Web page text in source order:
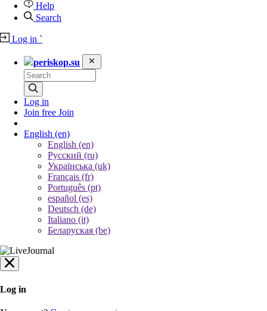
Help
Search
Log in `
periskop.su
Log in
Join free Join
English (en)
English (en)
Русский (ru)
Українська (uk)
Français (fr)
Português (pt)
español (es)
Deutsch (de)
Italiano (it)
Беларуская (be)
Log in